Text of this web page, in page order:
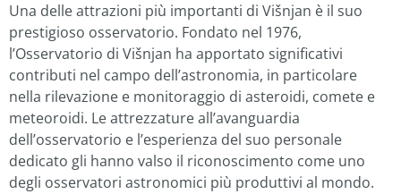
Una delle attrazioni più importanti di Višnjan è il suo
prestigioso osservatorio. Fondato nel 1976,
l’Osservatorio di Višnjan ha apportato significativi
contributi nel campo dell’astronomia, in particolare
nella rilevazione e monitoraggio di asteroidi, comete e
meteoroidi. Le attrezzature all’avanguardia
dell’osservatorio e l’esperienza del suo personale
dedicato gli hanno valso il riconoscimento come uno
degli osservatori astronomici più produttivi al mondo.